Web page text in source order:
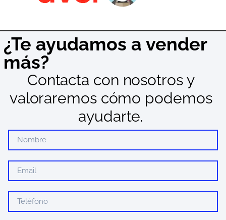
¿Te ayudamos a vender
más?
Contacta con nosotros y
valoraremos cómo podemos
ayudarte.